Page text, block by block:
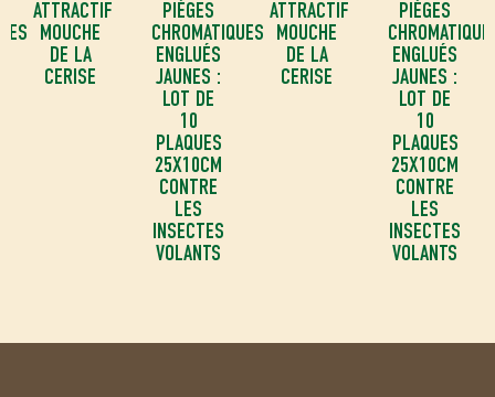
ATTRACTIF
MOUCHE
DE LA
CERISE
PIÈGES
CHROMATIQUES
ENGLUÉS
JAUNES :
LOT DE
10
PLAQUES
25X10CM
CONTRE
LES
INSECTES
VOLANTS
ATTRACTIF
MOUCHE
DE LA
CERISE
PIÈGES
ENGLUÉS
JAUNES :
LOT DE
10
PLAQUES
25X10CM
CONTRE
LES
INSECTES
VOLANTS